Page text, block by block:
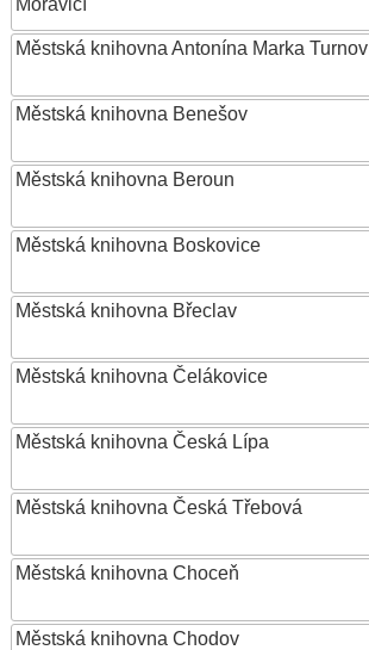
Moravicí
Městská knihovna Antonína Marka Turnov
Městská knihovna Benešov
Městská knihovna Beroun
Městská knihovna Boskovice
Městská knihovna Břeclav
Městská knihovna Čelákovice
Městská knihovna Česká Lípa
Městská knihovna Česká Třebová
Městská knihovna Choceň
Městská knihovna Chodov